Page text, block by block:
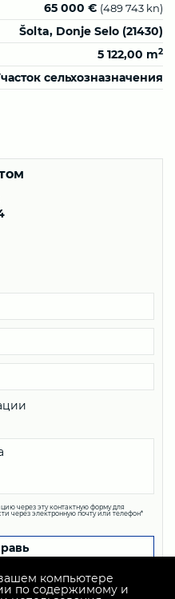
65 000 € (489 743 kn)
Šolta, Donje Selo (21430)
5 122,00 m2
сельхозназначения
через эту контактную форму для
через электронную почту или телефон*
компьютере
по содержимому и